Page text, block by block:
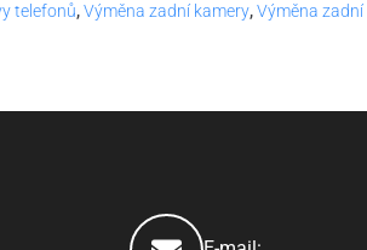
telefonů,Výměna zadní kamery,Výměna